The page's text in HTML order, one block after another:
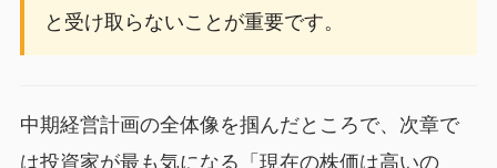
と受け取らないことが重要です。
中期経営計画の全体像を掴んだところで、次章で
は投資家が最も気になる「現在の株価は高いの